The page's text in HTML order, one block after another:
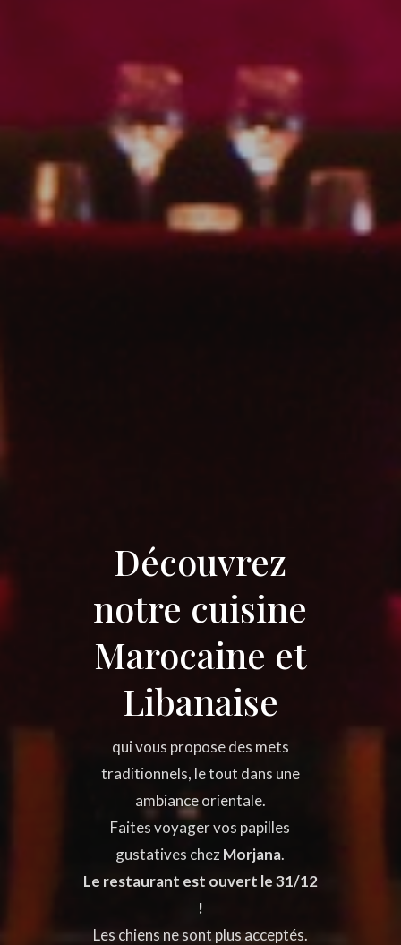
Découvrez
notre cuisine
Marocaine et
Libanaise
qui vous propose des mets
traditionnels, le tout dans une
ambiance orientale.
Faites voyager vos papilles
gustatives chezMorjana.
Le restaurant est ouvert le 31/12
!
Les chiens ne sont plus acceptés.